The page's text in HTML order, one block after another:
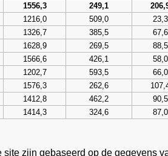
1556,3 249,1
1216,0 509,0 23,3
1326,7 385,5 67,6
1628,9 269,5 88,5
1566,6 426,1 58,0
1202,7 593,5 66,0
1576,3 262,6
1412,8 462,2 90,5
1414,3 324,6 87,0
site zijn gebaseerd op de gegevens